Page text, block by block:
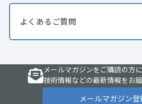
よくあるご質問
メールマガジンをご購読の方
技術情報などの最新情報をお届
メールマガジン登